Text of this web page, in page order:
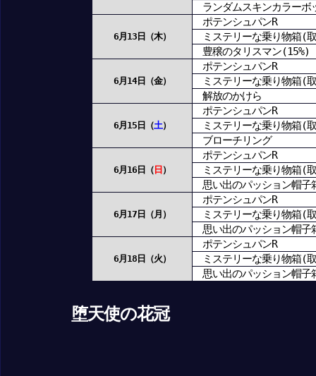
ランダムスキンカラーボ
6月13日（木）
ポテンシュパンR
ミステリーな乗り物箱(
豊穣のタリスマン(15%)
6月14日（金）
ポテンシュパンR
ミステリーな乗り物箱(
解放のかけら
6月15日（土）
ポテンシュパンR
ミステリーな乗り物箱(
ブローチリング
6月16日（ 日 ）
ポテンシュパンR
ミステリーな乗り物箱(
思い出のパッション帽子
6月17日（月）
ポテンシュパンR
ミステリーな乗り物箱(
思い出のパッション帽子
6月18日（火）
ポテンシュパンR
ミステリーな乗り物箱(
思い出のパッション帽子
堕天使の花冠